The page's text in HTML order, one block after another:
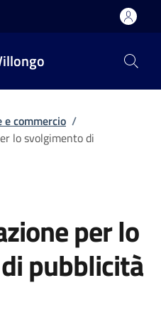
e commercio /
lo svolgimento di
per lo
pubblicità